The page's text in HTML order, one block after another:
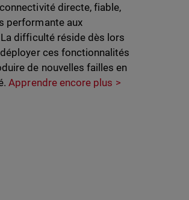
directe, fiable,
performante aux
difficulté réside dès lors
ces fonctionnalités
de nouvelles failles en
Apprendre encore plus